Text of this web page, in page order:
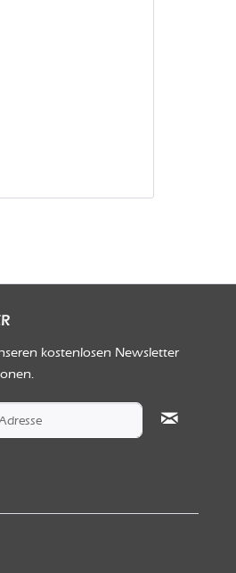
kostenlosen Newsletter